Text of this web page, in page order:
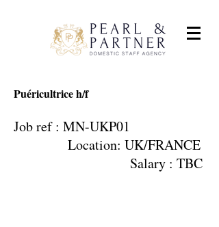
Puéricultrice h/f
Job ref : MN-UKP01
Location: UK/FRANCE
Salary : TBC